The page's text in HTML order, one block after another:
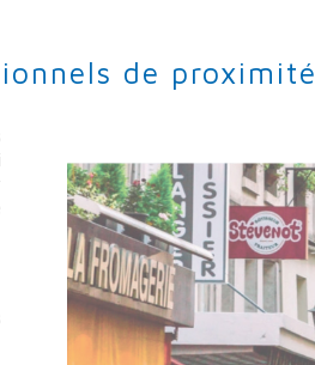
de proximité